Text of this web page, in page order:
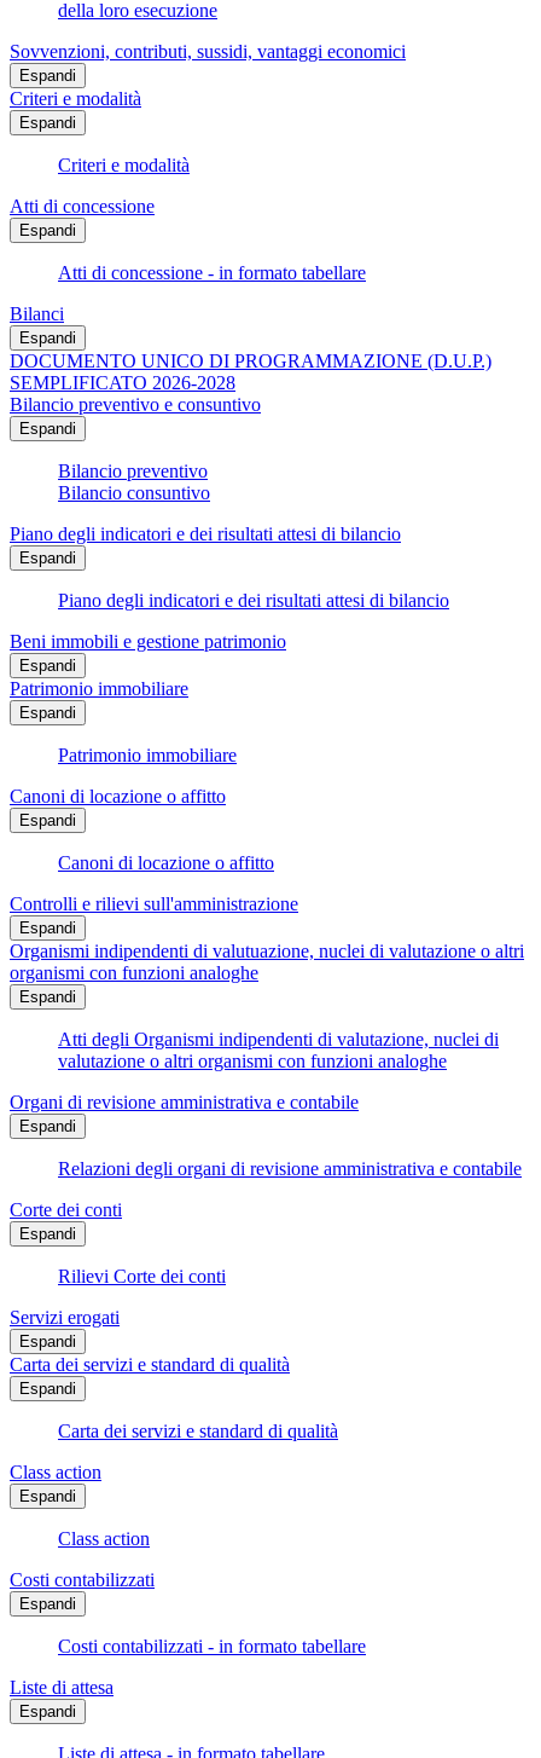
della loro esecuzione
Sovvenzioni, contributi, sussidi, vantaggi economici
Espandi
Criteri e modalità
Espandi
Criteri e modalità
Atti di concessione
Espandi
Atti di concessione - in formato tabellare
Bilanci
Espandi
DOCUMENTO UNICO DI PROGRAMMAZIONE (D.U.P.)
SEMPLIFICATO 2026-2028
Bilancio preventivo e consuntivo
Espandi
Bilancio preventivo
Bilancio consuntivo
Piano degli indicatori e dei risultati attesi di bilancio
Espandi
Piano degli indicatori e dei risultati attesi di bilancio
Beni immobili e gestione patrimonio
Espandi
Patrimonio immobiliare
Espandi
Patrimonio immobiliare
Canoni di locazione o affitto
Espandi
Canoni di locazione o affitto
Controlli e rilievi sull'amministrazione
Espandi
Organismi indipendenti di valutuazione, nuclei di valutazione o altri
organismi con funzioni analoghe
Espandi
Atti degli Organismi indipendenti di valutazione, nuclei di
valutazione o altri organismi con funzioni analoghe
Organi di revisione amministrativa e contabile
Espandi
Relazioni degli organi di revisione amministrativa e contabile
Corte dei conti
Espandi
Rilievi Corte dei conti
Servizi erogati
Espandi
Carta dei servizi e standard di qualità
Espandi
Carta dei servizi e standard di qualità
Class action
Espandi
Class action
Costi contabilizzati
Espandi
Costi contabilizzati - in formato tabellare
Liste di attesa
Espandi
Liste di attesa - in formato tabellare